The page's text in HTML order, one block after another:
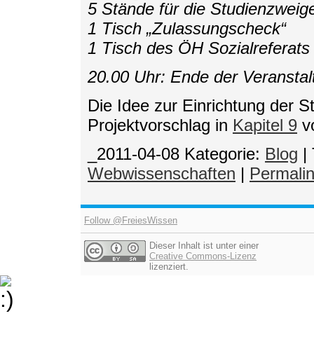
5 Stände für die
1 Tisch „Zulassungscheck“
1 Tisch des ÖH Sozialreferats
20.00 Uhr: Ende der
Die Idee zur Einrichtung der
Projektvorschlag in Kapitel 9
_2011-04-08 Kategorie: Blog |
Webwissenschaften |
Follow @FreiesWissen
Dieser Inhalt ist unter einer
Creative Commons-Lizenz
lizenziert.